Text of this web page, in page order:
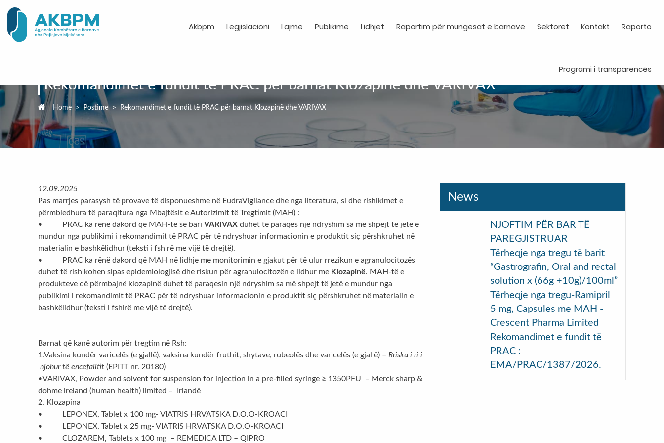
Akbpm Legjislacioni Lajme Publikime Lidhjet Raportim për mungesat e barnave Sektoret Kontakt Raporto
Programi i transparencës
Rekomandimet e fundit të PRAC për barnat Klozapinë dhe VARIVAX
Home > Postime > Rekomandimet e fundit të PRAC për barnat Klozapinë dhe VARIVAX
12.09.2025
Pas marrjes parasysh të provave të disponueshme në EudraVigilance dhe nga literatura, si dhe rishikimet e
përmbledhura të paraqitura nga Mbajtësit e Autorizimit të Tregtimit (MAH) :
• PRAC ka rënë dakord që MAH-të se bari VARIVAX duhet të paraqes një ndryshim sa më shpejt të jetë e
mundur nga publikimi i rekomandimit të PRAC për të ndryshuar informacionin e produktit siç përshkruhet në
materialin e bashkëlidhur (teksti i fshirë me vijë të drejtë).
• PRAC ka rënë dakord që MAH në lidhje me monitorimin e gjakut për të ulur rrezikun e agranulocitozës
duhet të rishikohen sipas epidemiologjisë dhe riskun për agranulocitozën e lidhur me Klozapinë. MAH-të e
produkteve që përmbajnë klozapinë duhet të paraqesin një ndryshim sa më shpejt të jetë e mundur nga
publikimi i rekomandimit të PRAC për të ndryshuar informacionin e produktit siç përshkruhet në materialin e
bashkëlidhur (teksti i fshirë me vijë të drejtë).
Barnat që kanë autorim për tregtim në Rsh:
1.Vaksina kundër varicelës (e gjallë); vaksina kundër fruthit, shytave, rubeolës dhe varicelës (e gjallë) – Rrisku i ri i
njohur të encefalitit (EPITT nr. 20180)
•VARIVAX, Powder and solvent for suspension for injection in a pre-filled syringe ≥ 1350PFU – Merck sharp &
dohme ireland (human health) limited – Irlandë
2. Klozapina
• LEPONEX, Tablet x 100 mg- VIATRIS HRVATSKA D.O.O-KROACI
• LEPONEX, Tablet x 25 mg- VIATRIS HRVATSKA D.O.O-KROACI
• CLOZAREM, Tablets x 100 mg – REMEDICA LTD – QIPRO
News
NJOFTIM PËR BAR TË
PAREGJISTRUAR
Tërheqje nga tregu të barit
“Gastrografin, Oral and rectal
solution x (66g +10g)/100ml”
Tërheqje nga tregu-Ramipril
5 mg, Capsules me MAH -
Crescent Pharma Limited
Rekomandimet e fundit të
PRAC :
EMA/PRAC/1387/2026.